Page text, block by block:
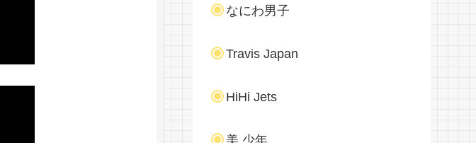
なにわ男子
Travis Japan
HiHi Jets